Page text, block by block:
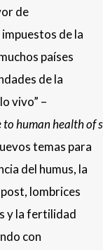
de
de la
países
de la
vivo” –
to human health
temas para
del humus, la
lombrices
y la fertilidad
con